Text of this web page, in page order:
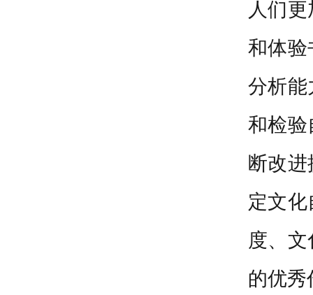
人们
和体验
分析能
和检验
断改
定文
度、
的优秀